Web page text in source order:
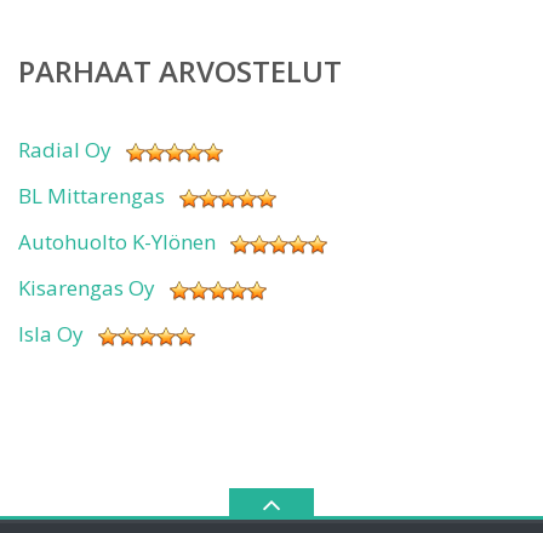
PARHAAT ARVOSTELUT
Radial Oy
BL Mittarengas
Autohuolto K-Ylönen
Kisarengas Oy
Isla Oy